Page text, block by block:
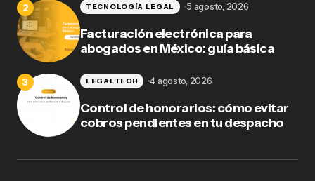
Facturación electrónica para
abogados en México: guía básica
TECNOLOGÍA LEGAL 5 agosto, 2026
Control de honorarios: cómo evitar
cobros pendientes en tu despacho
LEGALTECH 4 agosto, 2026